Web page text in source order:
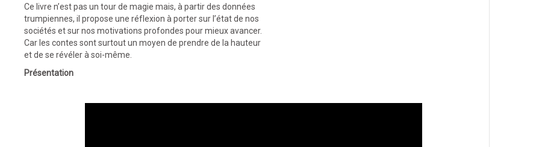
Ce livre n’est pas un tour de magie mais, à partir des données
trumpiennes, il propose une réflexion à porter sur l’état de nos
sociétés et sur nos motivations profondes pour mieux avancer.
Car les contes sont surtout un moyen de prendre de la hauteur
et de se révéler à soi-même.
Présentation